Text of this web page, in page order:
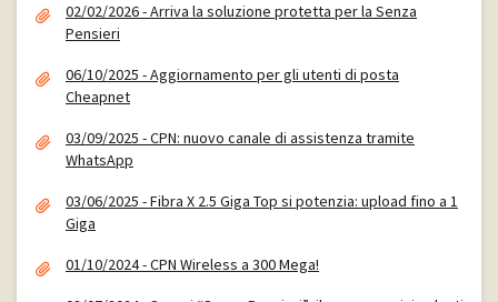
02/02/2026 - Arriva la soluzione protetta per la Senza
Pensieri
06/10/2025 - Aggiornamento per gli utenti di posta
Cheapnet
03/09/2025 - CPN: nuovo canale di assistenza tramite
WhatsApp
03/06/2025 - Fibra X 2.5 Giga Top si potenzia: upload fino a 1
Giga
01/10/2024 - CPN Wireless a 300 Mega!